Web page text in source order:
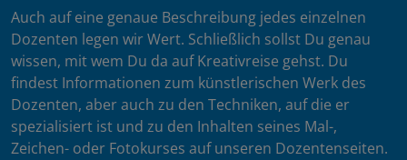
Auch auf eine genaue Beschreibung jedes einzelnen
Dozenten legen wir Wert. Schließlich sollst Du genau
wissen, mit wem Du da auf Kreativreise gehst. Du
findest Informationen zum künstlerischen Werk des
Dozenten, aber auch zu den Techniken, auf die er
spezialisiert ist und zu den Inhalten seines Mal-,
Zeichen- oder Fotokurses auf unseren Dozentenseiten.